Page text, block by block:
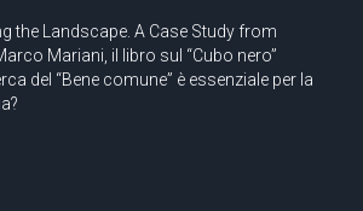
the Landscape. A Case Study from
Mariani, il libro sul “Cubo nero”
del “Bene comune” è essenziale per la